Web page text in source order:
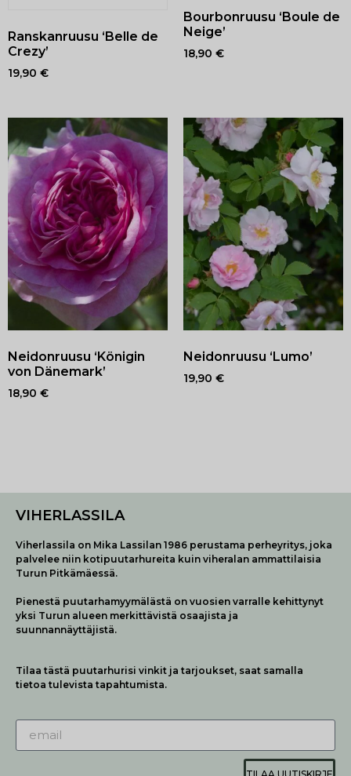
Ranskanruusu ‘Belle de
Crezy’
19,90 €
Bourbonruusu ‘Boule de
Neige’
18,90 €
Neidonruusu ‘Königin
von Dänemark’
18,90 €
Neidonruusu ‘Lumo’
19,90 €
VIHERLASSILA
Viherlassila on Mika Lassilan 1986 perustama perheyritys, joka
palvelee niin kotipuutarhureita kuin viheralan ammattilaisia
Turun Pitkämäessä.
Pienestä puutarhamyymälästä on vuosien varralle kehittynyt
yksi Turun alueen merkittävistä osaajista ja
suunnannäyttäjistä.
Tilaa tästä puutarhurisi vinkit ja tarjoukset, saat samalla
tietoa tulevista tapahtumista.